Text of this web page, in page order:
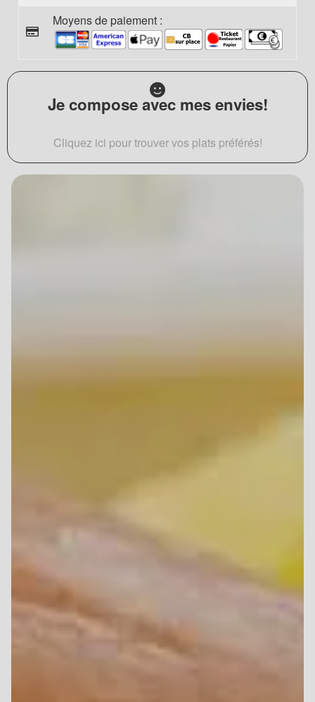
Moyens de paiement :
Je compose avec mes envies!
Cliquez ici pour trouver vos plats préférés!